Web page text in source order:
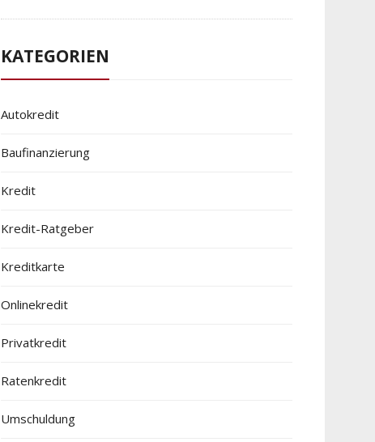
KATEGORIEN
Autokredit
Baufinanzierung
Kredit
Kredit-Ratgeber
Kreditkarte
Onlinekredit
Privatkredit
Ratenkredit
Umschuldung